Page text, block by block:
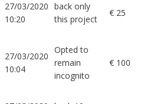
27/03/2020
10:20
back only
this project
€ 25
27/03/2020
10:04
Opted to
remain
incognito
€ 100